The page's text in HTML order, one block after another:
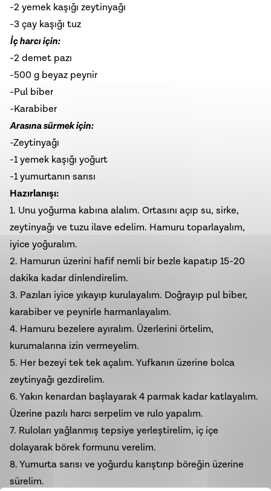
-2 yemek kaşığı zeytinyağı
-3 çay kaşığı tuz
İç harcı için:
-2 demet pazı
-500 g beyaz peynir
-Pul biber
-Karabiber
Arasına sürmek için:
-Zeytinyağı
-1 yemek kaşığı yoğurt
-1 yumurtanın sarısı
Hazırlanışı:
1. Unu yoğurma kabına alalım. Ortasını açıp su, sirke,
zeytinyağı ve tuzu ilave edelim. Hamuru toparlayalım,
iyice yoğuralım.
2. Hamurun üzerini hafif nemli bir bezle kapatıp 15-20
dakika kadar dinlendirelim.
3. Pazıları iyice yıkayıp kurulayalım. Doğrayıp pul biber,
karabiber ve peynirle harmanlayalım.
4. Hamuru bezelere ayıralım. Üzerlerini örtelim,
kurumalarına izin vermeyelim.
5. Her bezeyi tek tek açalım. Yufkanın üzerine bolca
zeytinyağı gezdirelim.
6. Yakın kenardan başlayarak 4 parmak kadar katlayalım.
Üzerine pazılı harcı serpelim ve rulo yapalım.
7. Ruloları yağlanmış tepsiye yerleştirelim, iç içe
dolayarak börek formunu verelim.
8. Yumurta sarısı ve yoğurdu karıştırıp böreğin üzerine
sürelim.